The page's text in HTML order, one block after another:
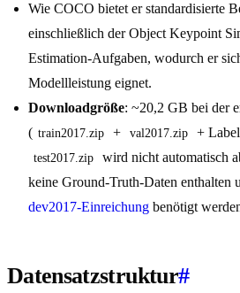
Wie COCO bietet er standardisierte
einschließlich der Object Keypoint
Estimation-Aufgaben, wodurch er
Modellleistung eignet.
Downloadgröße: ~20,2 GB bei der
( train2017.zip + val2017.zip +
test2017.zip
wird nicht automatisch
keine Ground-Truth-Daten enthalten
dev2017-Einreichung benötigt
Datensatzstruktur#